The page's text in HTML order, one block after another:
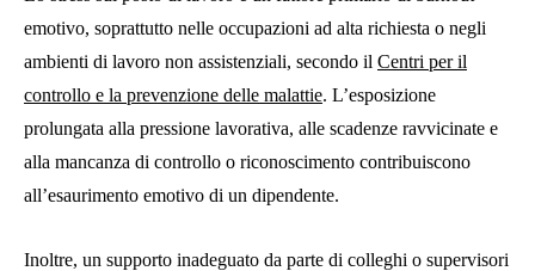
emotivo, soprattutto nelle occupazioni ad alta richiesta o negli
ambienti di lavoro non assistenziali, secondo il Centri per il
controllo e la prevenzione delle malattie. L’esposizione
prolungata alla pressione lavorativa, alle scadenze ravvicinate e
alla mancanza di controllo o riconoscimento contribuiscono
all’esaurimento emotivo di un dipendente.
Inoltre, un supporto inadeguato da parte di colleghi o supervisori